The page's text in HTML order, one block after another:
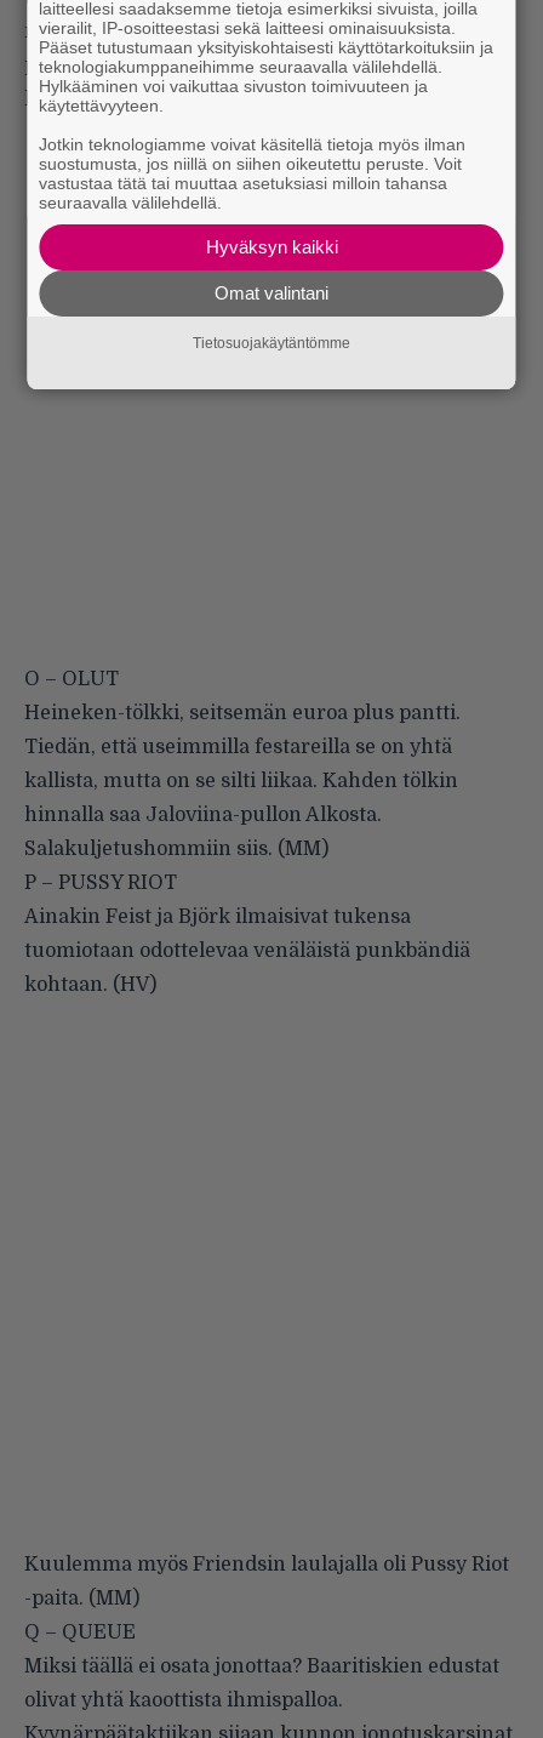
melankolisena, kitara ja saksofoni vaikeroivat, ja
perkussiiviset detaljit kiertävät kuin makupalaa
kärkkyvät lokit. Mainiota. (TH)
O – OLUT
Heineken-tölkki, seitsemän euroa plus pantti.
Tiedän, että useimmilla festareilla se on yhtä
kallista, mutta on se silti liikaa. Kahden tölkin
hinnalla saa Jaloviina-pullon Alkosta.
Salakuljetushommiin siis. (MM)
P – PUSSY RIOT
Ainakin Feist ja Björk ilmaisivat tukensa
tuomiotaan odottelevaa venäläistä punkbändiä
kohtaan. (HV)
Kuulemma myös Friendsin laulajalla oli Pussy Riot
-paita. (MM)
Q – QUEUE
Miksi täällä ei osata jonottaa? Baaritiskien edustat
olivat yhtä kaoottista ihmispalloa.
laitteellesi saadaksemme tietoja esimerkiksi sivuista, joilla
vierailit, IP-osoitteestasi sekä laitteesi ominaisuuksista.
Pääset tutustumaan yksityiskohtaisesti käyttötarkoituksiin ja
teknologiakumppaneihimme seuraavalla välilehdellä.
Hylkääminen voi vaikuttaa sivuston toimivuuteen ja
käytettävyyteen.
Jotkin teknologiamme voivat käsitellä tietoja myös ilman
suostumusta, jos niillä on siihen oikeutettu peruste. Voit
vastustaa tätä tai muuttaa asetuksiasi milloin tahansa
seuraavalla välilehdellä.
Hyväksyn kaikki
Omat valintani
Tietosuojakäytäntömme